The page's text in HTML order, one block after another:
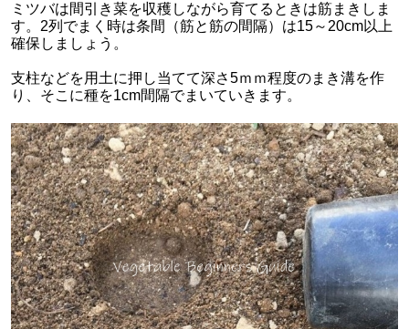
ミツバは間引き菜を収穫しながら育てるときは筋まきしま
す。2列でまく時は条間（筋と筋の間隔）は15～20cm以上
確保しましょう。
支柱などを用土に押し当てて深さ5ｍｍ程度のまき溝を作
り、そこに種を1cm間隔でまいていきます。